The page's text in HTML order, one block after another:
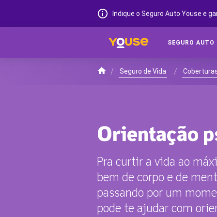
Indique o Seguro Auto Youse e
SEGURO AUTO
/ Seguro de Vida /
Orientação
Pra curtir a vida ao
bem de corpo e de
passando por um
pode te ajudar com